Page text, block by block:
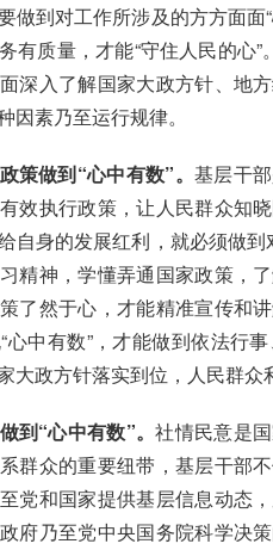
做到对工作所涉及的方方面面“
有质量，才能“守住人民的心”
深入了解国家大政方针、地
素乃至运行规律。
策做到“心中有数”。基层干
效执行政策，让人民群众知
自身的发展红利，就必须做
精神，学懂弄通国家政策，
了然于心，才能精准宣传和
心中有数”，才能做到依法行
大政方针落实到位，人民群众
到“心中有数”。社情民意是
群众的重要纽带，基层干部
党和国家提供基层信息动态
府乃至党中央国务院科学决